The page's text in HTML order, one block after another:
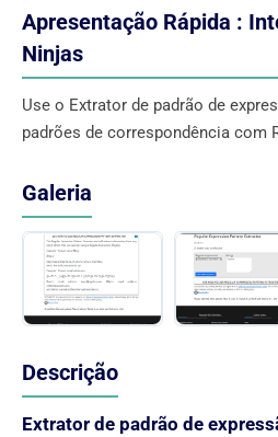
Apresentação Rápida :
Ninjas
Use o Extrator de padrão de
padrões de correspondência com
Galeria
Descrição
Extrator de padrão de